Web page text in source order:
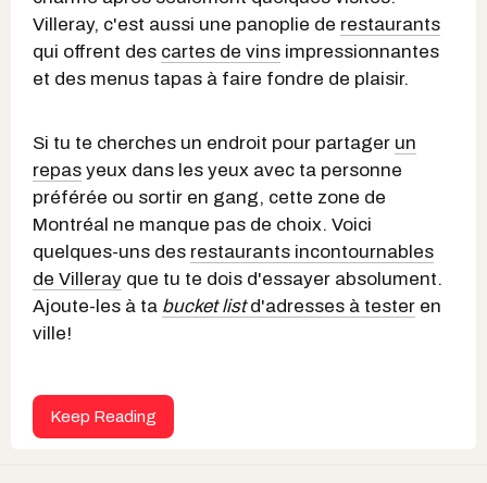
Villeray, c'est aussi une panoplie de restaurants
qui offrent des cartes de vins impressionnantes
et des menus tapas à faire fondre de plaisir.
Si tu te cherches un endroit pour partager un
repas yeux dans les yeux avec ta personne
préférée ou sortir en gang, cette zone de
Montréal ne manque pas de choix. Voici
quelques-uns des restaurants incontournables
de Villeray que tu te dois d'essayer absolument.
Ajoute-les à ta bucket listd'adresses à tester en
ville!
Keep Reading